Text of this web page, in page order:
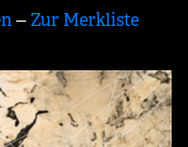
‒Zur Merkliste